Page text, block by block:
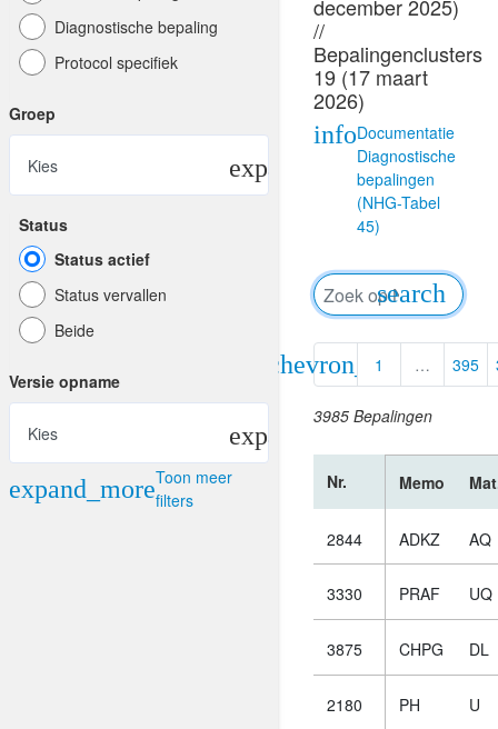
Diagnostische bepaling
Protocol specifiek
Groep
Kies
Status
Status actief
Status vervallen
Beide
Versie opname
Kies
Materiaal
Toon meer
filters
december 2025)
//
Bepalingenclusters
19 (17 maart
2026)
infoDocumentatie
Diagnostische
bepalingen
(NHG-Tabel
45)
search
chevron_left
1 … 395
3985 Bepalingen
Nr. Memo
2844 ADKZ AQ
3330 PRAF UQ
3875 CHPG DL
2180 PH U